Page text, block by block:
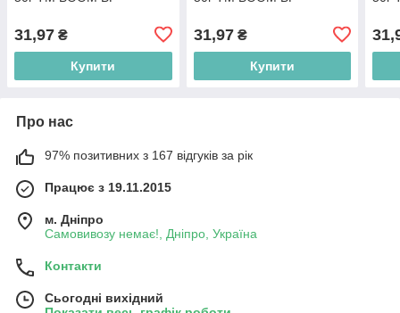
31,97 ₴
Купити
31,97₴
Купити
Про нас
97% позитивних з 167 відгуків за рік
Працює з 19.11.2015
м. Дніпро
Самовивозу немає!, Дніпро, Україна
Контакти
Сьогодні вихідний